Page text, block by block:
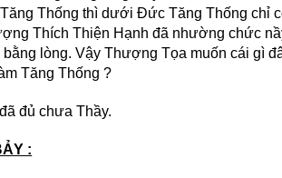
Thống thì dưới Đức Tăng Thống chỉ
Thích Thiện Hạnh đã nhường chức
bằng lòng. Vậy Thượng Tọa muốn cái gì
Tăng Thống ?
đủ chưa Thầy.
: